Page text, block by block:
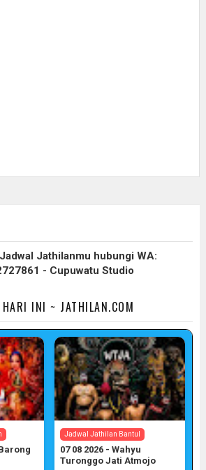
Jathilanmu hubungi WA:
- Cupuwatu Studio
INI ~ JATHILAN.COM
Jadwal Jathilan Bantul
07 08 2026 - Wahyu
Turonggo Jati Atmojo